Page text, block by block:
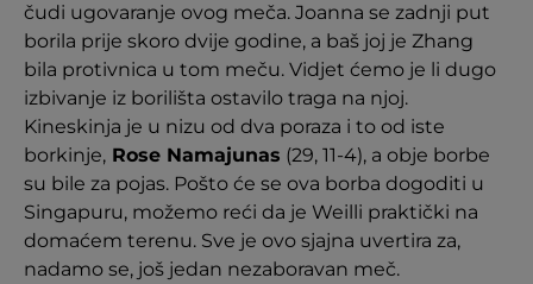
čudi ugovaranje ovog meča. Joanna se zadnji put
borila prije skoro dvije godine, a baš joj je Zhang
bila protivnica u tom meču. Vidjet ćemo je li dugo
izbivanje iz borilišta ostavilo traga na njoj.
Kineskinja je u nizu od dva poraza i to od iste
borkinje, Rose Namajunas (29, 11-4), a obje borbe
su bile za pojas. Pošto će se ova borba dogoditi u
Singapuru, možemo reći da je Weilli praktički na
domaćem terenu. Sve je ovo sjajna uvertira za,
nadamo se, još jedan nezaboravan meč.